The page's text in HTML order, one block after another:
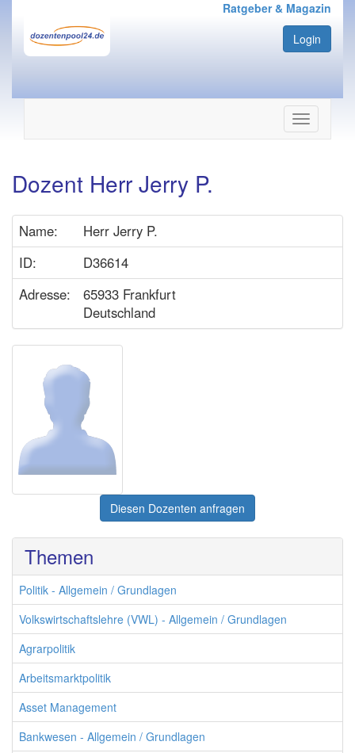
Ratgeber & Magazin
Login
Navigation
ein-/
Dozent Herr Jerry P.
Name:
Herr Jerry P.
ID:
D36614
Adresse:
65933 Frankfurt
Deutschland
Diesen Dozenten anfragen
Themen
Politik - Allgemein / Grundlagen
Volkswirtschaftslehre (VWL) - Allgemein / Grundlagen
Agrarpolitik
Arbeitsmarktpolitik
Asset Management
Bankwesen - Allgemein / Grundlagen